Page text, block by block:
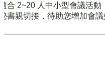
合 2~20 人中小型會議活
書親切接，待助您增加會議